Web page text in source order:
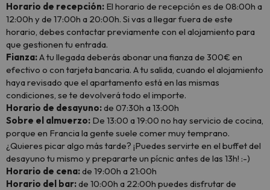
Horario de recepción: El horario de recepción es de 08:00h a
12:00h y de 17:00h a 20:00h. Si vas a llegar fuera de este
horario, debes contactar previamente con el alojamiento para
que gestionen tu entrada.
Fianza:A tu llegada deberás abonar una fianza de 300€ en
efectivo o con tarjeta bancaria. A tu salida, cuando el alojamiento
haya revisado que el apartamento está en las mismas
condiciones, se te devolverá todo el importe.
Horario de desayuno:de 07:30h a 13:00h
Sobre el almuerzo: De 13:00 a 19:00 no hay servicio de cocina,
porque en Francia la gente suele comer muy temprano.
¿Quieres picar algo más tarde? ¡Puedes servirte en el buffet del
desayuno tu mismo y prepararte un pícnic antes de las 13h! :-)
Horario de cena:de 19:00h a 21:00h
Horario del bar:de 10:00h a 22:00h puedes disfrutar de